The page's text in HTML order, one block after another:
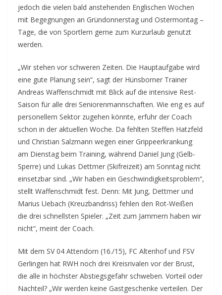
jedoch die vielen bald anstehenden Englischen Wochen
mit Begegnungen an Gründonnerstag und Ostermontag –
Tage, die von Sportlern gerne zum Kurzurlaub genutzt
werden.
„Wir stehen vor schweren Zeiten. Die Hauptaufgabe wird
eine gute Planung sein“, sagt der Hünsborner Trainer
Andreas Waffenschmidt mit Blick auf die intensive Rest-
Saison für alle drei Seniorenmannschaften. Wie eng es auf
personellem Sektor zugehen könnte, erfuhr der Coach
schon in der aktuellen Woche. Da fehlten Steffen Hatzfeld
und Christian Salzmann wegen einer Grippeerkrankung
am Dienstag beim Training, während Daniel Jung (Gelb-
Sperre) und Lukas Dettmer (Skifreizeit) am Sonntag nicht
einsetzbar sind. „Wir haben ein Geschwindigkeitsproblem“,
stellt Waffenschmidt fest. Denn: Mit Jung, Dettmer und
Marius Uebach (Kreuzbandriss) fehlen den Rot-Weißen
die drei schnellsten Spieler. „Zeit zum Jammern haben wir
nicht“, meint der Coach.
Mit dem SV 04 Attendorn (16./15), FC Altenhof und FSV
Gerlingen hat RWH noch drei Kreisrivalen vor der Brust,
die alle in höchster Abstiegsgefahr schweben. Vorteil oder
Nachteil? „Wir werden keine Gastgeschenke verteilen. Der